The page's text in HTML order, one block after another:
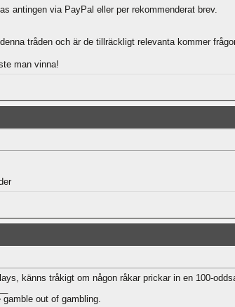
antingen via PayPal eller per rekommenderat brev.
tråden och är de tillräckligt relevanta kommer
man vinna!
känns tråkigt om någon råkar prickar in en 100-
gamble out of gambling.